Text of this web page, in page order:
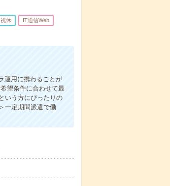
休 IT通信Web
運用に携わることが
望条件に合わせて最
いう方にぴったりの
一定期間派遣で働